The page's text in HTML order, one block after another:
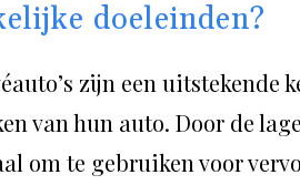
doeleinden?
zijn een uitstekende
van hun auto. Door de
om te gebruiken voor